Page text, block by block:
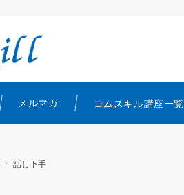
メルマガ コムスキル講座一覧
話し下手